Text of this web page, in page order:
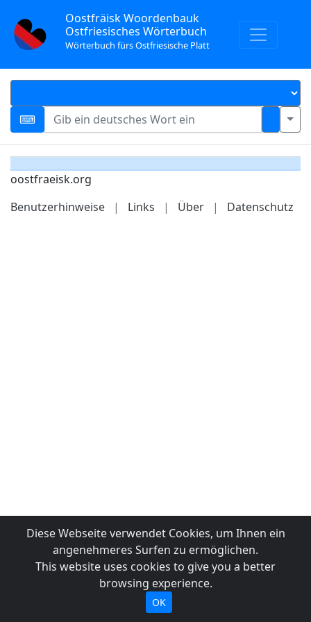
Oostfräisk Woordenbauk
Ostfriesisches Wörterbuch
Wörterbuch fürs Ostfriesische Platt
oostfraeisk.org
Benutzerhinweise
| Links | Über | Datenschutz
Diese Webseite verwendet Cookies, um Ihnen ein
angenehmeres Surfen zu ermöglichen.
This website uses cookies to give you a better
browsing experience.
OK